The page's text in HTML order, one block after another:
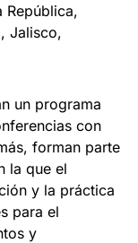
República,
Jalisco,
un programa
con
forman parte
la que el
y la práctica
para el
y